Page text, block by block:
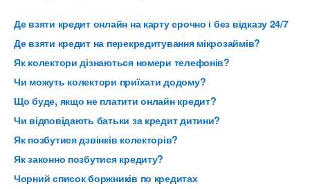
Де взяти кредит онлайн на карту срочно і без відказу 24/7
Де взяти кредит на перекредитування мікрозаймів?
Як колектори дізнаються номери телефонів?
Чи можуть колектори приїхати додому?
Що буде, якщо не платити онлайн кредит?
Чи відповідають батьки за кредит дитини?
Як позбутися дзвінків колекторів?
Як законно позбутися кредиту?
Чорний список боржників по кредитах